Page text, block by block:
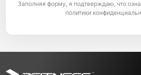
Заполняя форму, я подтверждаю, что
политики